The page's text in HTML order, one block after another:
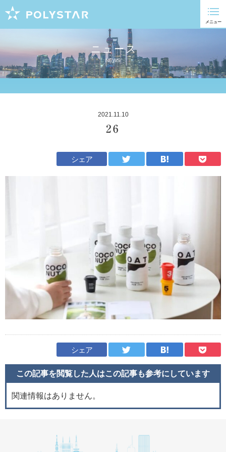
ニュース
NEWS
2021.11.10
26
シェア
シェア
この記事を閲覧した人はこの記事も参考にしています
関連情報はありません。